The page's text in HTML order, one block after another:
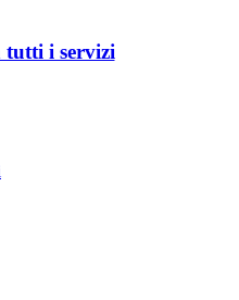
tutti i servizi